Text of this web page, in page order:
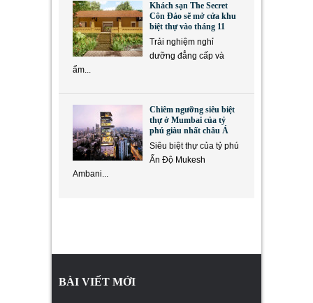
Khách sạn The Secret
Côn Đảo sẽ mở cửa khu
biệt thự vào tháng 11
Trải nghiệm nghỉ
dưỡng đẳng cấp và
ẩm...
Chiêm ngưỡng siêu biệt
thự ở Mumbai của tỷ
phú giàu nhất châu Á
Siêu biệt thự của tỷ phú
Ấn Độ Mukesh
Ambani...
BÀI VIẾT MỚI